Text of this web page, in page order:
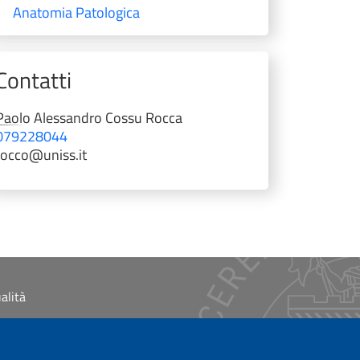
Anatomia Patologica
Alessandro Cossu Rocca